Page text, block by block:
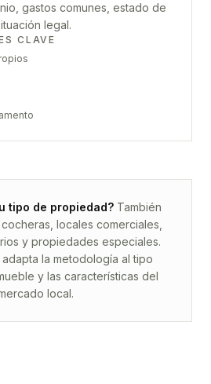
gastos comunes, estado de
legal.
CLAVE
tipo de propiedad? También
locales comerciales,
y propiedades especiales.
la metodología al tipo
y las características del
local.